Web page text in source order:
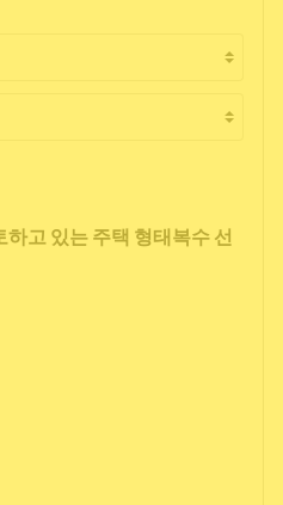
고 있는 주택 형태복수 선